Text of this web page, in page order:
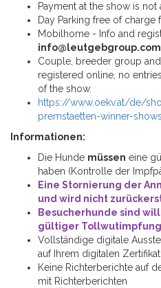
Payment at the show is not
Day Parking free of charge
Mobilhome - Info and
info@leutgebgroup.com
Couple, breeder group
registered online, no
of the show.
https://www.oekv.at/de/
premstaetten-winner-
Informationen:
Die Hunde müssen eine
haben (Kontrolle der
Eine Stornierung der
und wird nicht
Besucherhunde sind
gültiger
Vollständige digitale
auf Ihrem digitalen
Keine Richterberichte auf
mit Richterberichten